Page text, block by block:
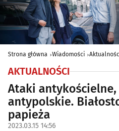
Strona główna Wiadomości
AKTUALNOŚCI
Ataki
antypolskie.
papieża
2023.03.15 14:56